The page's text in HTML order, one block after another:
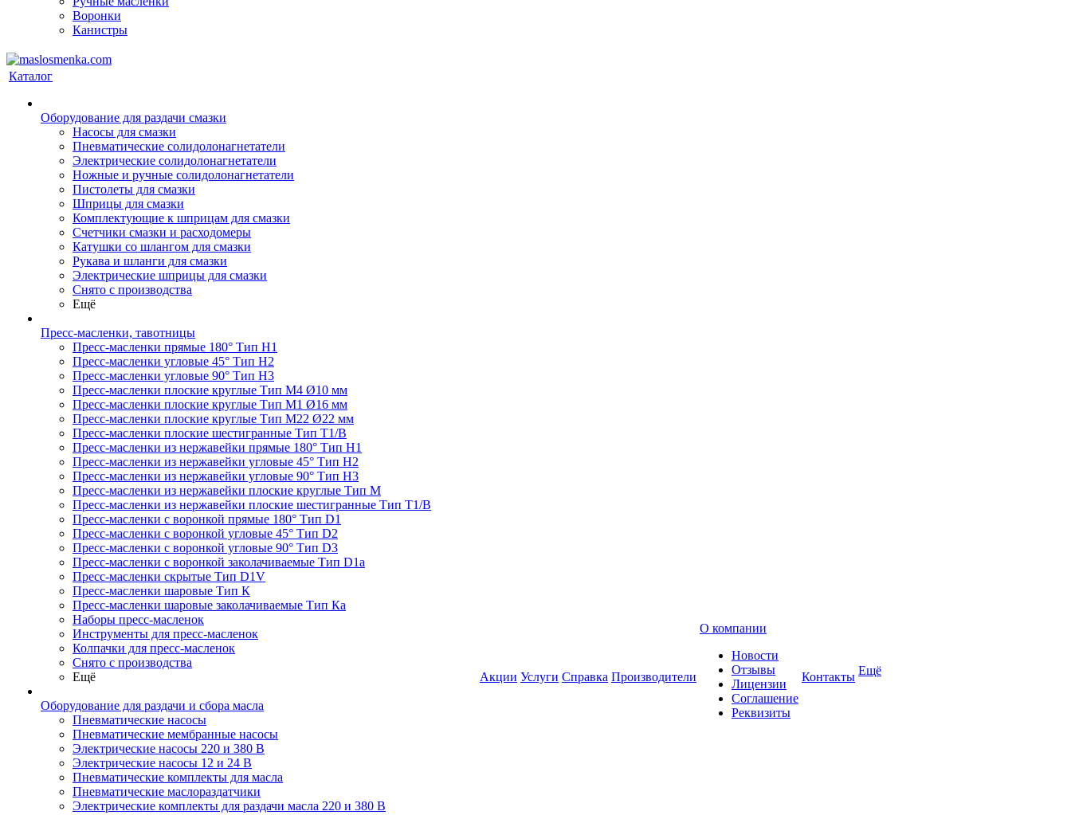
Воронки
Канистры
Каталог
Оборудование для раздачи смазки
Насосы для смазки
Пневматические солидолонагнетатели
Электрические солидолонагнетатели
Ножные и ручные солидолонагнетатели
Пистолеты для смазки
Шприцы для смазки
Комплектующие к шприцам для смазки
Счетчики смазки и расходомеры
Катушки со шлангом для смазки
Рукава и шланги для смазки
Электрические шприцы для смазки
Снято с производства
Ещё
Пресс-масленки, тавотницы
Пресс-масленки прямые 180° Тип H1
Пресс-масленки угловые 45° Тип H2
Пресс-масленки угловые 90° Тип H3
Пресс-масленки плоские круглые Тип M4 Ø10 мм
Пресс-масленки плоские круглые Тип M1 Ø16 мм
Пресс-масленки плоские круглые Тип M22 Ø22 мм
Пресс-масленки плоские шестигранные Тип T1/B
Пресс-масленки из нержавейки прямые 180° Тип H1
Пресс-масленки из нержавейки угловые 45° Тип H2
Пресс-масленки из нержавейки угловые 90° Тип H3
Пресс-масленки из нержавейки плоские круглые Тип M
Пресс-масленки из нержавейки плоские шестигранные Тип T1/B
Пресс-масленки с воронкой прямые 180° Тип D1
Пресс-масленки с воронкой угловые 45° Тип D2
Пресс-масленки с воронкой угловые 90° Тип D3
Пресс-масленки с воронкой заколачиваемые Тип D1a
Пресс-масленки скрытые Тип D1V
Пресс-масленки шаровые Тип К
Пресс-масленки шаровые заколачиваемые Тип Кa
Наборы пресс-масленок
Инструменты для пресс-масленок
Колпачки для пресс-масленок
Снято с производства
Ещё
Оборудование для раздачи и сбора масла
Пневматические насосы
Пневматические мембранные насосы
Электрические насосы 220 и 380 В
Электрические насосы 12 и 24 В
Пневматические комплекты для масла
Пневматические маслораздатчики
Электрические комплекты для раздачи масла 220 и 380 В
Акции Услуги Справка Производители
О компании
Новости
Отзывы
Лицензии
Соглашение
Реквизиты
Контакты Ещё